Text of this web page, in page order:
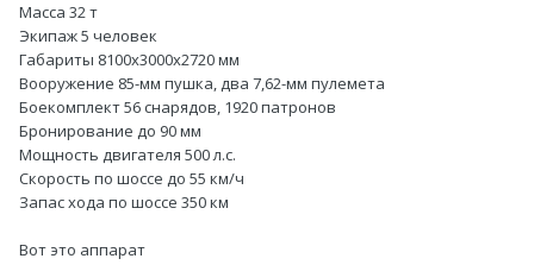
Масса 32 т
Экипаж 5 человек
Габариты 8100х3000х2720 мм
Вооружение 85-мм пушка, два 7,62-мм пулемета
Боекомплект 56 снарядов, 1920 патронов
Бронирование до 90 мм
Мощность двигателя 500 л.с.
Скорость по шоссе до 55 км/ч
Запас хода по шоссе 350 км
Вот это аппарат